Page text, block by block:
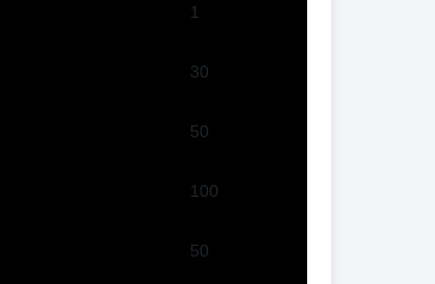
1
30
50
100
50